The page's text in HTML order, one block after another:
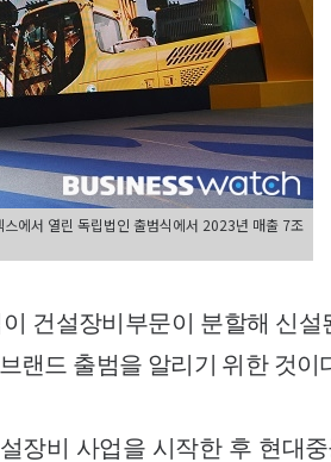
에서 열린 독립법인 출범식에서 2023년 매출 7조
건설장비부문이 분할해 신설
랜드 출범을 알리기 위한 것이
장비 사업을 시작한 후 현대